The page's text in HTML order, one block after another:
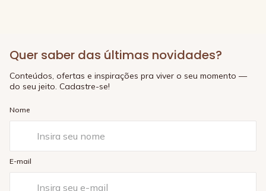
Quer saber das últimas novidades?
Conteúdos, ofertas e inspirações pra viver o seu momento —
do seu jeito. Cadastre-se!
Nome
E-mail